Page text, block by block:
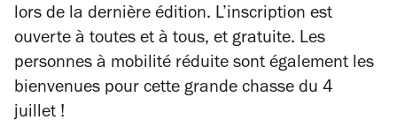
lors de la dernière édition. L’inscription est
ouverte à toutes et à tous, et gratuite. Les
personnes à mobilité réduite sont également les
bienvenues pour cette grande chasse du 4
juillet !